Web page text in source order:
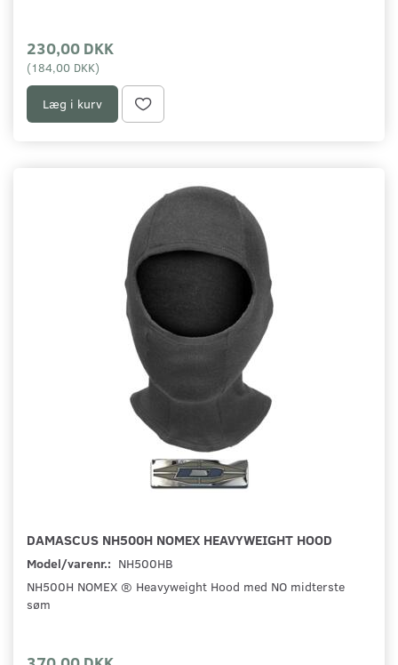
230,00 DKK
(184,00 DKK)
Læg i kurv
DAMASCUS NH500H NOMEX HEAVYWEIGHT HOOD
Model/varenr.: NH500HB
NH500H NOMEX ® Heavyweight Hood med NO midterste
søm